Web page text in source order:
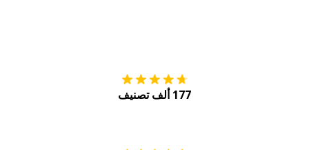
177 ألف تصنيف